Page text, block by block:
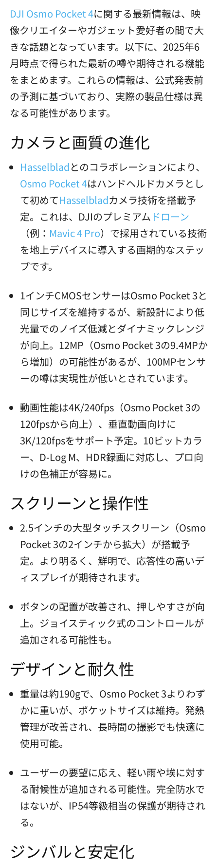
DJI Osmo Pocket 4に関する最新情報は、映
像クリエイターやガジェット愛好者の間で大
きな話題となっています。以下に、2025年6
月時点で得られた最新の噂や期待される機能
をまとめます。これらの情報は、公式発表前
の予測に基づいており、実際の製品仕様は異
なる可能性があります。
カメラと画質の進化
Hasselbladとのコラボレーションにより、
Osmo Pocket 4はハンドヘルドカメラとし
て初めてHasselbladカメラ技術を搭載予
定。これは、DJIのプレミアム ドローン
（例： Mavic 4 Pro）で採用されている技術
を地上デバイスに導入する画期的なステッ
プです。
1インチCMOSセンサーはOsmo Pocket 3と
同じサイズを維持するが、新設計により低
光量でのノイズ低減とダイナミックレンジ
が向上。12MP（Osmo Pocket 3の9.4MPか
ら増加）の可能性があるが、100MPセンサ
ーの噂は実現性が低いとされています。
動画性能は4K/240fps（Osmo Pocket 3の
120fpsから向上）、垂直動画向けに
3K/120fpsをサポート予定。10ビットカラ
ー、D-Log M、HDR録画に対応し、プロ向
けの色補正が容易に。
スクリーンと操作性
2.5インチの大型タッチスクリーン（Osmo
Pocket 3の2インチから拡大）が搭載予
定。より明るく、鮮明で、応答性の高いデ
ィスプレイが期待されます。
ボタンの配置が改善され、押しやすさが向
上。ジョイスティック式のコントロールが
追加される可能性も。
デザインと耐久性
重量は約190gで、Osmo Pocket 3よりわず
かに重いが、ポケットサイズは維持。発熱
管理が改善され、長時間の撮影でも快適に
使用可能。
ユーザーの要望に応え、軽い雨や埃に対す
る耐候性が追加される可能性。完全防水で
はないが、IP54等級相当の保護が期待され
る。
ジンバルと安定化